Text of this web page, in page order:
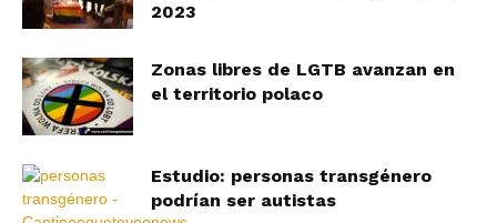
2023
Zonas libres de LGTB avanzan en
el territorio polaco
Estudio: personas transgénero
podrían ser autistas